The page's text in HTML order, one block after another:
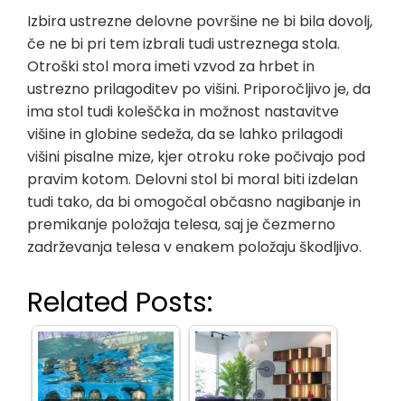
Izbira ustrezne delovne površine ne bi bila dovolj,
če ne bi pri tem izbrali tudi ustreznega stola.
Otroški stol mora imeti vzvod za hrbet in
ustrezno prilagoditev po višini. Priporočljivo je, da
ima stol tudi koleščka in možnost nastavitve
višine in globine sedeža, da se lahko prilagodi
višini pisalne mize, kjer otroku roke počivajo pod
pravim kotom. Delovni stol bi moral biti izdelan
tudi tako, da bi omogočal občasno nagibanje in
premikanje položaja telesa, saj je čezmerno
zadrževanja telesa v enakem položaju škodljivo.
Related Posts: